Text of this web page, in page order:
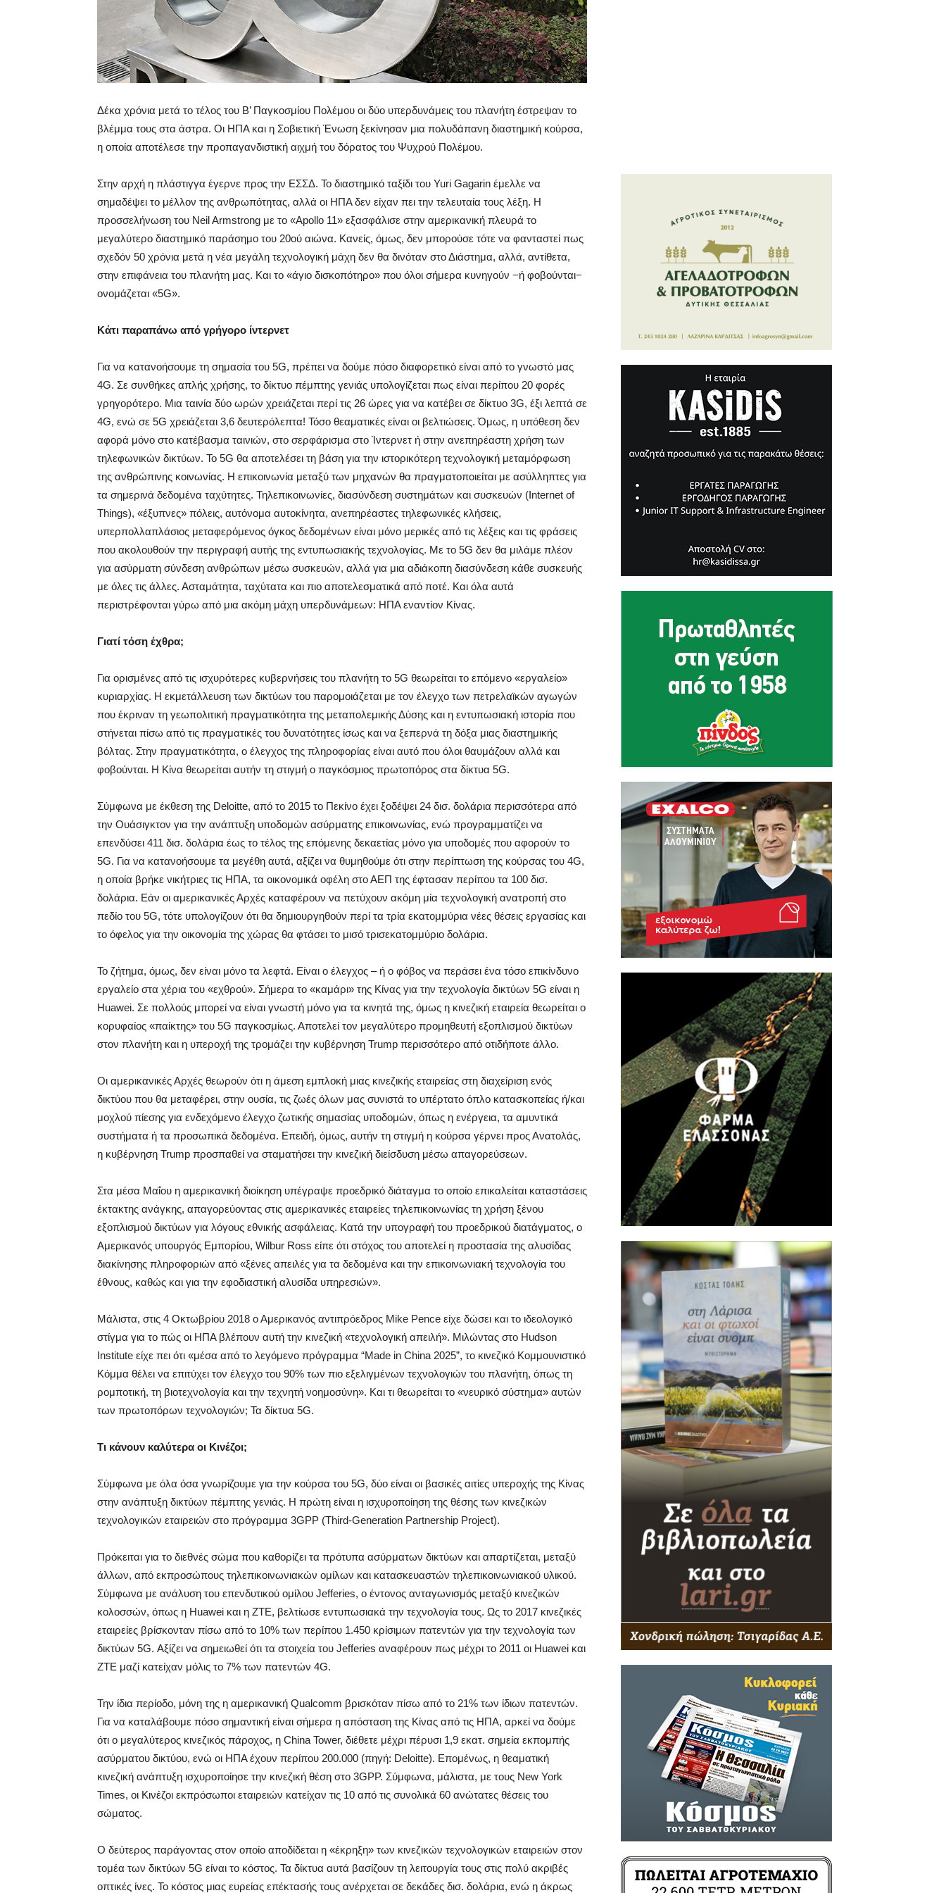
Δέκα χρόνια μετά το τέλος του Β’ Παγκοσμίου Πολέμου οι δύο υπερδυνάμεις του πλανήτη έστρεψαν το
βλέμμα τους στα άστρα. Οι ΗΠΑ και η Σοβιετική Ένωση ξεκίνησαν μια πολυδάπανη διαστημική κούρσα,
η οποία αποτέλεσε την προπαγανδιστική αιχμή του δόρατος του Ψυχρού Πολέμου.
Στην αρχή η πλάστιγγα έγερνε προς την ΕΣΣΔ. Το διαστημικό ταξίδι του Yuri Gagarin έμελλε να
σημαδέψει το μέλλον της ανθρωπότητας, αλλά οι ΗΠΑ δεν είχαν πει την τελευταία τους λέξη. Η
προσσελήνωση του Neil Armstrong με το «Apollo 11» εξασφάλισε στην αμερικανική πλευρά το
μεγαλύτερο διαστημικό παράσημο του 20ού αιώνα. Κανείς, όμως, δεν μπορούσε τότε να φανταστεί πως
σχεδόν 50 χρόνια μετά η νέα μεγάλη τεχνολογική μάχη δεν θα δινόταν στο Διάστημα, αλλά, αντίθετα,
στην επιφάνεια του πλανήτη μας. Και το «άγιο δισκοπότηρο» που όλοι σήμερα κυνηγούν −ή φοβούνται−
ονομάζεται «5G».
Κάτι παραπάνω από γρήγορο ίντερνετ
Για να κατανοήσουμε τη σημασία του 5G, πρέπει να δούμε πόσο διαφορετικό είναι από το γνωστό μας
4G. Σε συνθήκες απλής χρήσης, το δίκτυο πέμπτης γενιάς υπολογίζεται πως είναι περίπου 20 φορές
γρηγορότερο. Μια ταινία δύο ωρών χρειάζεται περί τις 26 ώρες για να κατέβει σε δίκτυο 3G, έξι λεπτά σε
4G, ενώ σε 5G χρειάζεται 3,6 δευτερόλεπτα! Τόσο θεαματικές είναι οι βελτιώσεις. Όμως, η υπόθεση δεν
αφορά μόνο στο κατέβασμα ταινιών, στο σερφάρισμα στο Ίντερνετ ή στην ανεπηρέαστη χρήση των
τηλεφωνικών δικτύων. Το 5G θα αποτελέσει τη βάση για την ιστορικότερη τεχνολογική μεταμόρφωση
της ανθρώπινης κοινωνίας. Η επικοινωνία μεταξύ των μηχανών θα πραγματοποιείται με ασύλληπτες για
τα σημερινά δεδομένα ταχύτητες. Τηλεπικοινωνίες, διασύνδεση συστημάτων και συσκευών (Internet of
Things), «έξυπνες» πόλεις, αυτόνομα αυτοκίνητα, ανεπηρέαστες τηλεφωνικές κλήσεις,
υπερπολλαπλάσιος μεταφερόμενος όγκος δεδομένων είναι μόνο μερικές από τις λέξεις και τις φράσεις
που ακολουθούν την περιγραφή αυτής της εντυπωσιακής τεχνολογίας. Με το 5G δεν θα μιλάμε πλέον
για ασύρματη σύνδεση ανθρώπων μέσω συσκευών, αλλά για μια αδιάκοπη διασύνδεση κάθε συσκευής
με όλες τις άλλες. Ασταμάτητα, ταχύτατα και πιο αποτελεσματικά από ποτέ. Και όλα αυτά
περιστρέφονται γύρω από μια ακόμη μάχη υπερδυνάμεων: ΗΠΑ εναντίον Κίνας.
Γιατί τόση έχθρα;
Για ορισμένες από τις ισχυρότερες κυβερνήσεις του πλανήτη το 5G θεωρείται το επόμενο «εργαλείο»
κυριαρχίας. Η εκμετάλλευση των δικτύων του παρομοιάζεται με τον έλεγχο των πετρελαϊκών αγωγών
που έκριναν τη γεωπολιτική πραγματικότητα της μεταπολεμικής Δύσης και η εντυπωσιακή ιστορία που
στήνεται πίσω από τις πραγματικές του δυνατότητες ίσως και να ξεπερνά τη δόξα μιας διαστημικής
βόλτας. Στην πραγματικότητα, ο έλεγχος της πληροφορίας είναι αυτό που όλοι θαυμάζουν αλλά και
φοβούνται. Η Κίνα θεωρείται αυτήν τη στιγμή ο παγκόσμιος πρωτοπόρος στα δίκτυα 5G.
Σύμφωνα με έκθεση της Deloitte, από το 2015 το Πεκίνο έχει ξοδέψει 24 δισ. δολάρια περισσότερα από
την Ουάσιγκτον για την ανάπτυξη υποδομών ασύρματης επικοινωνίας, ενώ προγραμματίζει να
επενδύσει 411 δισ. δολάρια έως το τέλος της επόμενης δεκαετίας μόνο για υποδομές που αφορούν το
5G. Για να κατανοήσουμε τα μεγέθη αυτά, αξίζει να θυμηθούμε ότι στην περίπτωση της κούρσας του 4G,
η οποία βρήκε νικήτριες τις ΗΠΑ, τα οικονομικά οφέλη στο ΑΕΠ της έφτασαν περίπου τα 100 δισ.
δολάρια. Εάν οι αμερικανικές Αρχές καταφέρουν να πετύχουν ακόμη μία τεχνολογική ανατροπή στο
πεδίο του 5G, τότε υπολογίζουν ότι θα δημιουργηθούν περί τα τρία εκατομμύρια νέες θέσεις εργασίας και
το όφελος για την οικονομία της χώρας θα φτάσει το μισό τρισεκατομμύριο δολάρια.
Το ζήτημα, όμως, δεν είναι μόνο τα λεφτά. Είναι ο έλεγχος – ή ο φόβος να περάσει ένα τόσο επικίνδυνο
εργαλείο στα χέρια του «εχθρού». Σήμερα το «καμάρι» της Κίνας για την τεχνολογία δικτύων 5G είναι η
Huawei. Σε πολλούς μπορεί να είναι γνωστή μόνο για τα κινητά της, όμως η κινεζική εταιρεία θεωρείται ο
κορυφαίος «παίκτης» του 5G παγκοσμίως. Αποτελεί τον μεγαλύτερο προμηθευτή εξοπλισμού δικτύων
στον πλανήτη και η υπεροχή της τρομάζει την κυβέρνηση Trump περισσότερο από οτιδήποτε άλλο.
Οι αμερικανικές Αρχές θεωρούν ότι η άμεση εμπλοκή μιας κινεζικής εταιρείας στη διαχείριση ενός
δικτύου που θα μεταφέρει, στην ουσία, τις ζωές όλων μας συνιστά το υπέρτατο όπλο κατασκοπείας ή/και
μοχλού πίεσης για ενδεχόμενο έλεγχο ζωτικής σημασίας υποδομών, όπως η ενέργεια, τα αμυντικά
συστήματα ή τα προσωπικά δεδομένα. Επειδή, όμως, αυτήν τη στιγμή η κούρσα γέρνει προς Ανατολάς,
η κυβέρνηση Trump προσπαθεί να σταματήσει την κινεζική διείσδυση μέσω απαγορεύσεων.
Στα μέσα Μαΐου η αμερικανική διοίκηση υπέγραψε προεδρικό διάταγμα το οποίο επικαλείται καταστάσεις
έκτακτης ανάγκης, απαγορεύοντας στις αμερικανικές εταιρείες τηλεπικοινωνίας τη χρήση ξένου
εξοπλισμού δικτύων για λόγους εθνικής ασφάλειας. Κατά την υπογραφή του προεδρικού διατάγματος, ο
Αμερικανός υπουργός Εμπορίου, Wilbur Ross είπε ότι στόχος του αποτελεί η προστασία της αλυσίδας
διακίνησης πληροφοριών από «ξένες απειλές για τα δεδομένα και την επικοινωνιακή τεχνολογία του
έθνους, καθώς και για την εφοδιαστική αλυσίδα υπηρεσιών».
Μάλιστα, στις 4 Οκτωβρίου 2018 ο Αμερικανός αντιπρόεδρος Mike Pence είχε δώσει και το ιδεολογικό
στίγμα για το πώς οι ΗΠΑ βλέπουν αυτή την κινεζική «τεχνολογική απειλή». Μιλώντας στο Hudson
Institute είχε πει ότι «μέσα από το λεγόμενο πρόγραμμα “Made in China 2025”, το κινεζικό Κομμουνιστικό
Κόμμα θέλει να επιτύχει τον έλεγχο του 90% των πιο εξελιγμένων τεχνολογιών του πλανήτη, όπως τη
ρομποτική, τη βιοτεχνολογία και την τεχνητή νοημοσύνη». Και τι θεωρείται το «νευρικό σύστημα» αυτών
των πρωτοπόρων τεχνολογιών; Τα δίκτυα 5G.
Τι κάνουν καλύτερα οι Κινέζοι;
Σύμφωνα με όλα όσα γνωρίζουμε για την κούρσα του 5G, δύο είναι οι βασικές αιτίες υπεροχής της Κίνας
στην ανάπτυξη δικτύων πέμπτης γενιάς. Η πρώτη είναι η ισχυροποίηση της θέσης των κινεζικών
τεχνολογικών εταιρειών στο πρόγραμμα 3GPP (Third-Generation Partnership Project).
Πρόκειται για το διεθνές σώμα που καθορίζει τα πρότυπα ασύρματων δικτύων και απαρτίζεται, μεταξύ
άλλων, από εκπροσώπους τηλεπικοινωνιακών ομίλων και κατασκευαστών τηλεπικοινωνιακού υλικού.
Σύμφωνα με ανάλυση του επενδυτικού ομίλου Jefferies, ο έντονος ανταγωνισμός μεταξύ κινεζικών
κολοσσών, όπως η Huawei και η ZTE, βελτίωσε εντυπωσιακά την τεχνολογία τους. Ως το 2017 κινεζικές
εταιρείες βρίσκονταν πίσω από το 10% των περίπου 1.450 κρίσιμων πατεντών για την τεχνολογία των
δικτύων 5G. Αξίζει να σημειωθεί ότι τα στοιχεία του Jefferies αναφέρουν πως μέχρι το 2011 οι Huawei και
ZTE μαζί κατείχαν μόλις το 7% των πατεντών 4G.
Την ίδια περίοδο, μόνη της η αμερικανική Qualcomm βρισκόταν πίσω από το 21% των ίδιων πατεντών.
Για να καταλάβουμε πόσο σημαντική είναι σήμερα η απόσταση της Κίνας από τις ΗΠΑ, αρκεί να δούμε
ότι ο μεγαλύτερος κινεζικός πάροχος, η China Tower, διέθετε μέχρι πέρυσι 1,9 εκατ. σημεία εκπομπής
ασύρματου δικτύου, ενώ οι ΗΠΑ έχουν περίπου 200.000 (πηγή: Deloitte). Επομένως, η θεαματική
κινεζική ανάπτυξη ισχυροποίησε την κινεζική θέση στο 3GPP. Σύμφωνα, μάλιστα, με τους New York
Times, οι Κινέζοι εκπρόσωποι εταιρειών κατείχαν τις 10 από τις συνολικά 60 ανώτατες θέσεις του
σώματος.
Ο δεύτερος παράγοντας στον οποίο αποδίδεται η «έκρηξη» των κινεζικών τεχνολογικών εταιρειών στον
τομέα των δικτύων 5G είναι το κόστος. Τα δίκτυα αυτά βασίζουν τη λειτουργία τους στις πολύ ακριβές
οπτικές ίνες. Το κόστος μιας ευρείας επέκτασής τους ανέρχεται σε δεκάδες δισ. δολάρια, ενώ η άκρως